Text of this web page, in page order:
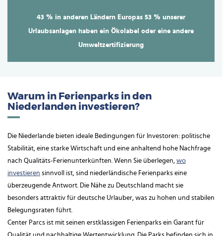
43 % in anderen Ländern Europas 53 % unserer
Urlaubsanlagen haben ein Ökolabel oder eine andere
Umweltzertifizierung
Warum in Ferienparks in den
Niederlanden investieren?
Die Niederlande bieten ideale Bedingungen für Investoren: politische
Stabilität, eine starke Wirtschaft und eine anhaltend hohe Nachfrage
nach Qualitäts-Ferienunterkünften. Wenn Sie überlegen, wo
investieren sinnvoll ist, sind niederländische Ferienparks eine
überzeugende Antwort. Die Nähe zu Deutschland macht sie
besonders attraktiv für deutsche Urlauber, was zu hohen und stabilen
Belegungsraten führt.
Center Parcs ist mit seinen erstklassigen Ferienparks ein Garant für